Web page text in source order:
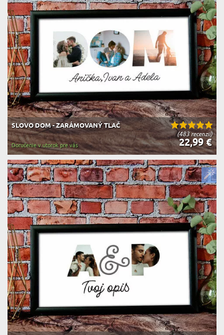
(483 recenzií)
SLOVO DOM - ZARÁMOVANÝ TLAČ
22,99 €
Doručenie v utorok pre vás